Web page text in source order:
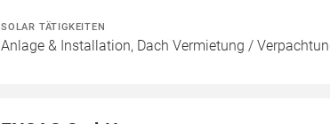
SOLAR TÄTIGKEITEN
Anlage & Installation, Dach Vermietung /